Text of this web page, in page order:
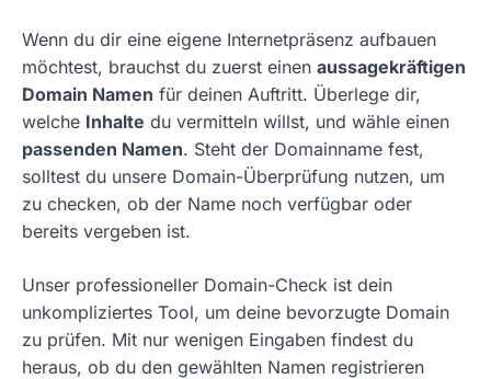
Wenn du dir eine eigene Internetpräsenz aufbauen
möchtest, brauchst du zuerst einen aussagekräftigen
Domain Namen für deinen Auftritt. Überlege dir,
welche Inhalte du vermitteln willst, und wähle einen
passenden Namen. Steht der Domainname fest,
solltest du unsere Domain-Überprüfung nutzen, um
zu checken, ob der Name noch verfügbar oder
bereits vergeben ist.
Unser professioneller Domain-Check ist dein
unkompliziertes Tool, um deine bevorzugte Domain
zu prüfen. Mit nur wenigen Eingaben findest du
heraus, ob du den gewählten Namen registrieren